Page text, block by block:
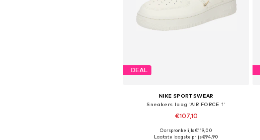
DEAL
NIKE SPORTSWEAR
Sneakers laag 'AIR FORCE 1'
€107,10
Beschikbaar in vele maten
Oorspronkelijk: €119,00
Laatste laagste prijs:€94,90